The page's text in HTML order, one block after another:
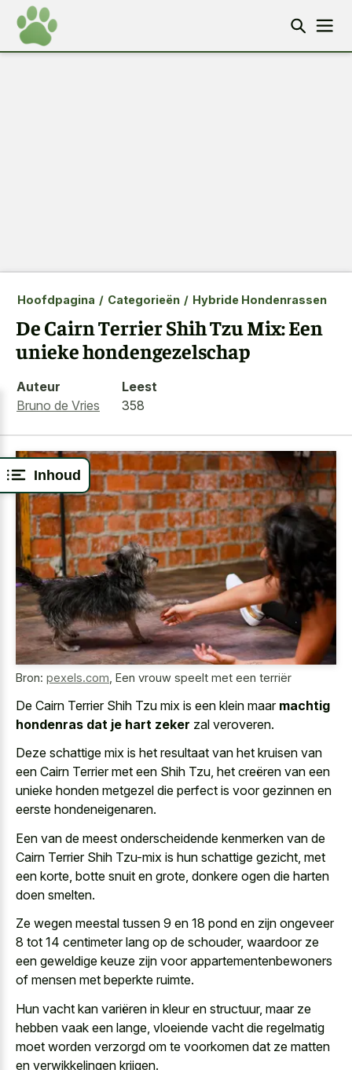
Inhoud
Hoofdpagina / Categorieën / Hybride Hondenrassen
De Cairn Terrier Shih Tzu Mix: Een
unieke hondengezelschap
Auteur
Bruno de Vries
Leest
358
Bron: pexels.com Een vrouw speelt met een terriër
De Cairn Terrier Shih Tzu mix is een klein maar machtig
hondenras dat je hart zeker zal veroveren.
Deze schattige mix is het resultaat van het kruisen van
een Cairn Terrier met een Shih Tzu, het creëren van een
unieke honden metgezel die perfect is voor gezinnen en
eerste hondeneigenaren.
Een van de meest onderscheidende kenmerken van de
Cairn Terrier Shih Tzu-mix is hun schattige gezicht, met
een korte, botte snuit en grote, donkere ogen die harten
doen smelten.
Ze wegen meestal tussen 9 en 18 pond en zijn ongeveer
8 tot 14 centimeter lang op de schouder, waardoor ze
een geweldige keuze zijn voor appartementenbewoners
of mensen met beperkte ruimte.
Hun vacht kan variëren in kleur en structuur, maar ze
hebben vaak een lange, vloeiende vacht die regelmatig
moet worden verzorgd om te voorkomen dat ze matten
en verwikkelingen krijgen.